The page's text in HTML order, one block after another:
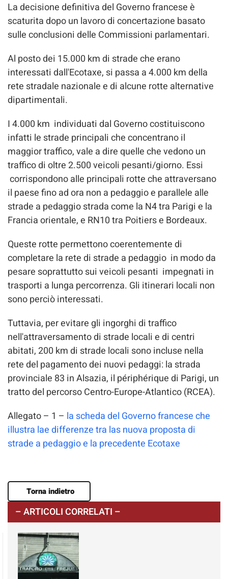
La decisione definitiva del Governo francese è
scaturita dopo un lavoro di concertazione basato
sulle conclusioni delle Commissioni parlamentari.
Al posto dei 15.000 km di strade che erano
interessati dall'Ecotaxe, si passa a 4.000 km della
rete stradale nazionale e di alcune rotte alternative
dipartimentali.
I 4.000 km individuati dal Governo costituiscono
infatti le strade principali che concentrano il
maggior traffico, vale a dire quelle che vedono un
traffico di oltre 2.500 veicoli pesanti/giorno. Essi
corrispondono alle principali rotte che attraversano
il paese fino ad ora non a pedaggio e parallele alle
strade a pedaggio strada come la N4 tra Parigi e la
Francia orientale, e RN10 tra Poitiers e Bordeaux.
Queste rotte permettono coerentemente di
completare la rete di strade a pedaggio in modo da
pesare soprattutto sui veicoli pesanti impegnati in
trasporti a lunga percorrenza. Gli itinerari locali non
sono perciò interessati.
Tuttavia, per evitare gli ingorghi di traffico
nell'attraversamento di strade locali e di centri
abitati, 200 km di strade locali sono incluse nella
rete del pagamento dei nuovi pedaggi: la strada
provinciale 83 in Alsazia, il périphérique di Parigi, un
tratto del percorso Centro-Europe-Atlantico (RCEA).
Allegato – 1 – la scheda del Governo francese che
illustra lae differenze tra las nuova proposta di
strade a pedaggio e la precedente Ecotaxe
Torna indietro
– ARTICOLI CORRELATI –